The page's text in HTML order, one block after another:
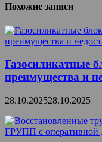
Похожие записи
Газосиликатные
преимущества и
28.10.202528.10.2025